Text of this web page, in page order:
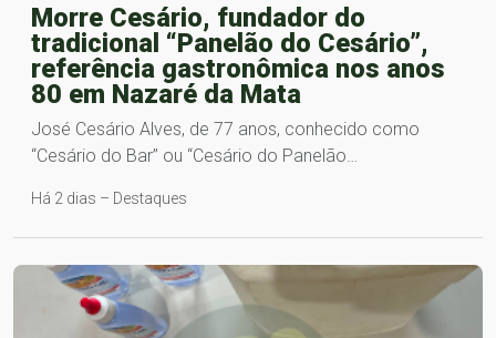
Morre Cesário, fundador do
tradicional “Panelão do Cesário”,
referência gastronômica nos anos
80 em Nazaré da Mata
José Cesário Alves, de 77 anos, conhecido como
“Cesário do Bar” ou “Cesário do Panelão…
Há 2 dias – Destaques